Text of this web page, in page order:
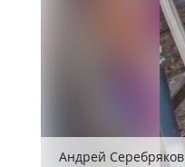
Андрей Серебряков